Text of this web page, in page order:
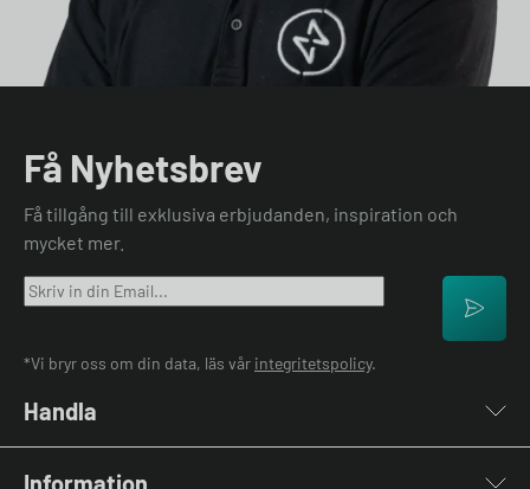
Få Nyhetsbrev
Få tillgång till exklusiva erbjudanden, inspiration och
mycket mer.
*Vi bryr oss om din data, läs vår integritetspolicy.
Handla